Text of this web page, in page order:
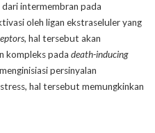
intermembran pada
oleh ligan ekstraseluler yang
, hal tersebut akan
kompleks pada death-inducing
persinyalan
hal tersebut memungkinkan